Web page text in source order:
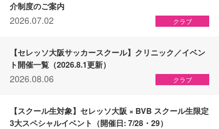
2026.07.02 クラブ
介制度のご案内
2026.08.06 クラブ
【セレッソ大阪サッカースクール】クリニック／イベン
ト開催一覧（2026.8.1更新）
【スクール生対象】セレッソ大阪 × BVB スクール生限定
3大スペシャルイベント（開催日: 7/28・29）